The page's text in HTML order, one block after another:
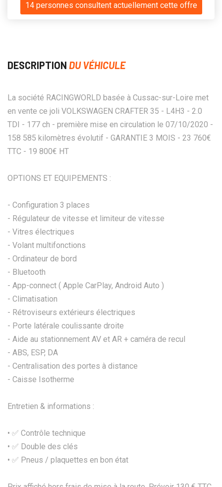
14 personnes consultent actuellement cette offre
DESCRIPTION DU VÉHICULE
La société RACINGWORLD basée à Cussac-sur-Loire met
en vente ce joli VOLKSWAGEN CRAFTER 35 - L4H3 - 2.0
TDI - 177 ch - première mise en circulation le 07/10/2020 -
158 585 kilomètres évolutif - GARANTIE 3 MOIS - 23 760€
TTC - 19 800€ HT
OPTIONS ET EQUIPEMENTS :
- Configuration 3 places
- Régulateur de vitesse et limiteur de vitesse
- Vitres électriques
- Volant multifonctions
- Ordinateur de bord
- Bluetooth
- App-connect ( Apple CarPlay, Android Auto )
- Climatisation
- Rétroviseurs extérieurs électriques
- Porte latérale coulissante droite
- Aide au stationnement AV et AR + caméra de recul
- ABS, ESP, DA
- Centralisation des portes à distance
- Caisse Isotherme
Entretien & informations :
• ✅ Contrôle technique
•⁠ ✅ Double des clés
•⁠ ✅ Pneus / plaquettes en bon état